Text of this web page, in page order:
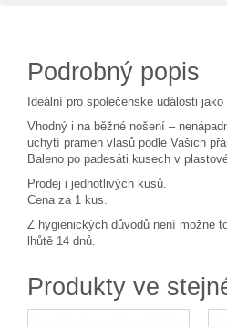
Podrobný popis
Ideální pro společenské události jako
Vhodný i na běžné nošení –
uchytí pramen vlasů podle Vašich
Baleno po padesáti kusech v
Prodej i jednotlivých kusů.
Cena za 1 kus.
Z hygienických důvodů není možné
lhůtě 14 dnů.
Produkty ve